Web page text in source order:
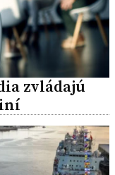
zvládajú